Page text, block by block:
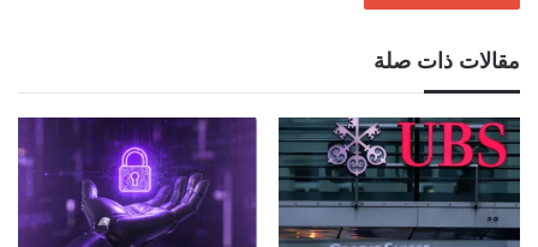
مقالات ذات صلة